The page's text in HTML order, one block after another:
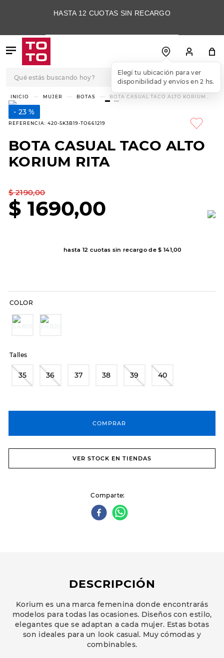
HASTA 12 CUOTAS SIN RECARGO
Elegí tu ubicación para ver
disponibilidad y envíos en 2 hs.
MUJER BOTAS
BOTA CASUAL TACO ALTO KORIUM
RITA
23 %
REFERENCIA: 420-5K3B19-TO661219
BOTA CASUAL TACO ALTO
KORIUM RITA
$ 2190,00
$ 1690,00
hasta 12 cuotas sin recargo de$ 141,00
COLOR
Talles
35 36 37 38 39 40
COMPRAR
VER STOCK EN TIENDAS
Comparte
DESCRIPCIÓN
Korium es una marca femenina donde encontrarás
modelos para todas las ocasiones. Diseños con estilo,
elegantes que se adaptan a cada mujer. Estas botas
son ideales para un look casual. Muy cómodas y
combinables.
TÉRMINOS MÁS
BUSCADOS